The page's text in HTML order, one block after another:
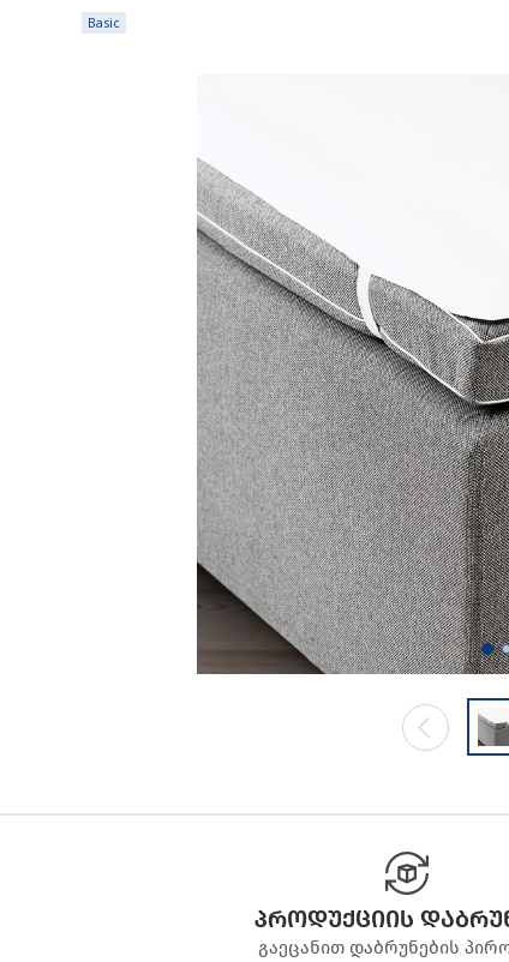
Basic
პროდუქციის
გაეცანით დაბრუნების